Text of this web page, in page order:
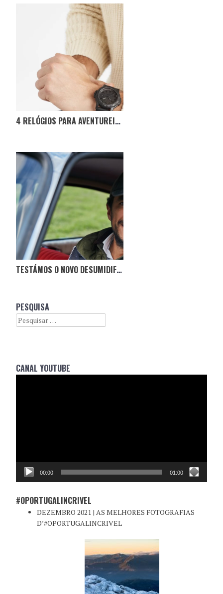
4 RELÓGIOS PARA AVENTUREIROS
TESTÁMOS O NOVO DESUMIDIFICADOR NO CITROËN BOCA DE SAPO
PESQUISA
Search
CANAL YOUTUBE
00:00 01:00
#OPORTUGALINCRIVEL
DEZEMBRO 2021 | AS MELHORES FOTOGRAFIAS
D’#OPORTUGALINCRIVEL